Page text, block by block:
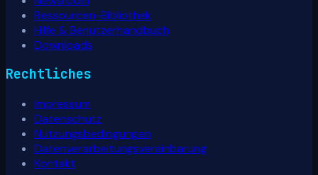
Ressourcen-Bibliothek
Hilfe & Benutzerhandbuch
Downloads
Rechtliches
Impressum
Datenschutz
Nutzungsbedingungen
Datenverarbeitungsvereinbarung
Kontakt